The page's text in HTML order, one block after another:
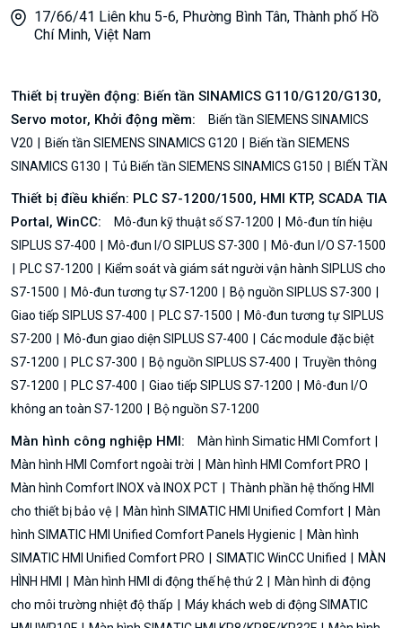
17/66/41 Liên khu 5-6, Phường Bình Tân, Thành phố Hồ
Chí Minh, Việt Nam
Thiết bị truyền động: Biến tần SINAMICS G110/G120/G130,
Servo motor, Khởi động mềm:
Biến tần SIEMENS SINAMICS
V20
Biến tần SIEMENS SINAMICS G120
Biến tần SIEMENS
SINAMICS G130
Tủ Biến tần SIEMENS SINAMICS G150 BIẾN TẦN
Thiết bị điều khiển: PLC S7-1200/1500, HMI KTP, SCADA TIA
Portal, WinCC:
Mô-đun kỹ thuật số S7-1200
Mô-đun tín hiệu
SIPLUS S7-400
Mô-đun I/O SIPLUS S7-300
Mô-đun I/O S7-1500
PLC S7-1200
Kiểm soát và giám sát người vận hành SIPLUS cho
S7-1500
Mô-đun tương tự S7-1200
Bộ nguồn SIPLUS S7-300
Giao tiếp SIPLUS S7-400
PLC S7-1500
Mô-đun tương tự SIPLUS
S7-200
Mô-đun giao diện SIPLUS S7-400
Các module đặc biệt
S7-1200
PLC S7-300 Bộ nguồn SIPLUS S7-400
Truyền thông
S7-1200
PLC S7-400 Giao tiếp SIPLUS S7-1200
Mô-đun I/O
không an toàn S7-1200
Bộ nguồn S7-1200
Màn hình công nghiệp HMI:
Màn hình Simatic HMI Comfort
Màn hình HMI Comfort ngoài trời
Màn hình HMI Comfort PRO
Màn hình Comfort INOX và INOX PCT
Thành phần hệ thống HMI
cho thiết bị bảo vệ
Màn hình SIMATIC HMI Unified Comfort
Màn
hình SIMATIC HMI Unified Comfort Panels Hygienic
Màn hình
SIMATIC HMI Unified Comfort PRO
SIMATIC WinCC Unified
MÀN
HÌNH HMI
Màn hình HMI di động thế hệ thứ 2
Màn hình di động
cho môi trường nhiệt độ thấp
Máy khách web di động SIMATIC